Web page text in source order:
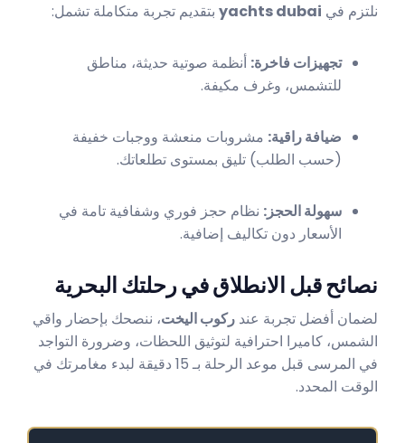
نلتزم في yachts dubai بتقديم تجربة متكاملة تشمل:
تجهيزات فاخرة: أنظمة صوتية حديثة، مناطق
للتشمس، وغرف مكيفة.
ضيافة راقية: مشروبات منعشة ووجبات خفيفة
(حسب الطلب) تليق بمستوى تطلعاتك.
سهولة الحجز: نظام حجز فوري وشفافية تامة في
الأسعار دون تكاليف إضافية.
نصائح قبل الانطلاق في رحلتك البحرية
لضمان أفضل تجربة عند ركوب اليخت، ننصحك بإحضار واقي
الشمس، كاميرا احترافية لتوثيق اللحظات، وضرورة التواجد
في المرسى قبل موعد الرحلة بـ 15 دقيقة لبدء مغامرتك في
الوقت المحدد.